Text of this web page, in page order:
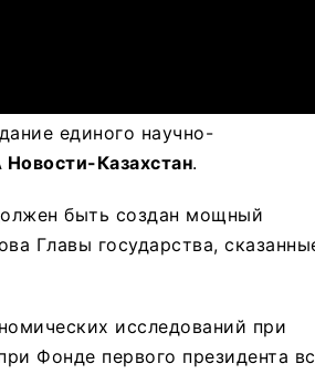
единого научно-
Новости-Казахстан.
быть создан мощный
Главы государства,
исследований при
Фонде первого президента